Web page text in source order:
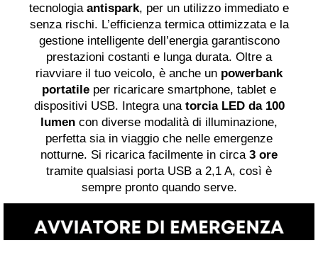
tecnologia antispark, per un utilizzo immediato e
senza rischi. L’efficienza termica ottimizzata e la
gestione intelligente dell’energia garantiscono
prestazioni costanti e lunga durata. Oltre a
riavviare il tuo veicolo, è anche un powerbank
portatile per ricaricare smartphone, tablet e
dispositivi USB. Integra una torcia LED da 100
lumen con diverse modalità di illuminazione,
perfetta sia in viaggio che nelle emergenze
notturne. Si ricarica facilmente in circa 3 ore
tramite qualsiasi porta USB a 2,1 A, così è
sempre pronto quando serve.